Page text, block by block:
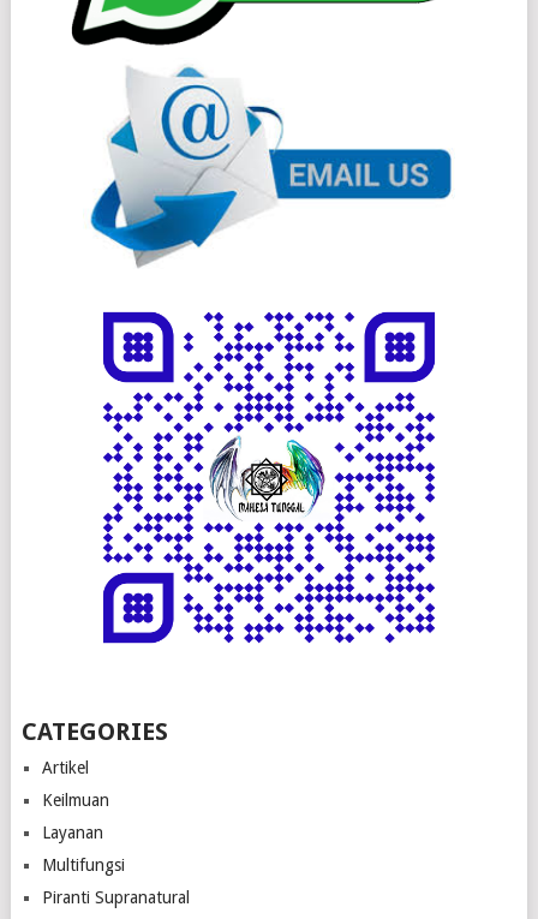
CATEGORIES
Artikel
Keilmuan
Layanan
Multifungsi
Piranti Supranatural